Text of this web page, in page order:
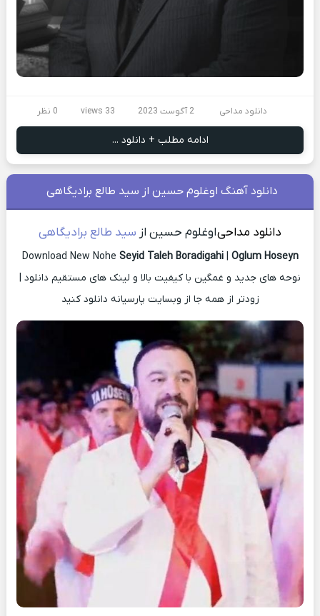
دانلود مداحی 2 آگوست 2023 33 views 0 نظر
ادامه مطلب + دانلود ...
دانلود آهنگ اوغلوم حسین از سید طالع برادیگاهی
دانلود مداحیاوغلوم حسین از سید طالع برادیگاهی
Download New Nohe Seyid Taleh Boradigahi| Oglum Hoseyn
نوحه های جدید و غمگین با کیفیت بالا و لینک های مستقیم دانلود |
زودتر از همه جا از وبسایت پارسیانه دانلود کنید